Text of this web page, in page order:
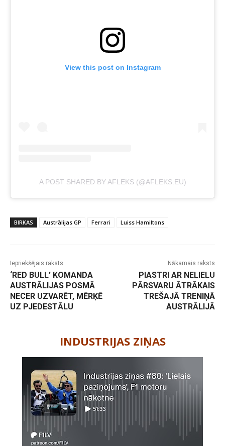
View this post on Instagram
A POST SHARED BY AFLEKS (@AFLEKS.EU)
BIRKAS Austrālijas GP Ferrari Luiss Hamiltons
Iepriekšējais raksts
‘RED BULL’ KOMANDA
AUSTRĀLIJAS POSMĀ
NECER UZVARĒT, MĒRĶĒ
UZ PJEDESTĀLU
Nākamais raksts
PIASTRI AR NELIELU
PĀRSVARU ĀTRĀKAIS
TREŠAJĀ TRENIŅĀ
AUSTRĀLIJĀ
INDUSTRIJAS ZIŅAS